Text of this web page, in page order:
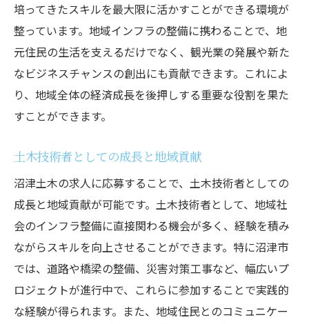
地域社会に貢献するインフラ整備沼津土木求人
の魅力
インフラ整備の基礎知識
地域社会への具体的な貢献例
最新の土木技術とその応用
環境に配慮したインフラ整備
未来を見据えた地域計画
静岡県沼津市での土木求人安心して働ける環境
が整備
労働環境の改善とその取り組み
安全対策が充実した職場
従業員の声を反映する企業
培ってきたスキルを最大限に活かすことができる環境が
整っています。地域インフラの整備に携わることで、地
元住民の生活を支えるだけでなく、観光業の発展や新た
なビジネスチャンスの創出にも貢献できます。これによ
り、地域全体の経済成長を後押しする重要な役割を果た
すことができます。
土木技術者としての成長と地域貢献
沼津土木の求人に応募することで、土木技術者としての
成長と地域貢献が可能です。土木技術者として、地域社
会のインフラ整備に直接関わる機会が多く、経験を積み
ながらスキルを向上させることができます。特に沼津市
では、道路や橋梁の整備、災害対策工事など、幅広いプ
ロジェクトが進行中で、これらに参加することで実践的
な経験が得られます。また、地域住民とのコミュニケー